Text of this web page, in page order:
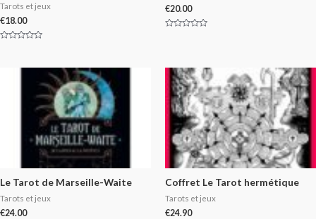
Tarots et jeux
€18.00
€20.00
5
Le Tarot de Marseille-Waite
Tarots et jeux
€24.00
Coffret Le Tarot hermétique
Tarots et jeux
€24.90